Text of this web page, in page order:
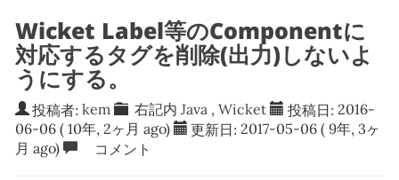
Wicket Label等のComponentに
対応するタグを削除(出力)しないよ
うにする。
投稿者: kem 右記内Java ,Wicket 投稿日: 2016-
06-06 ( 10年, 2ヶ月 ago) 更新日: 2017-05-06 ( 9年, 3ヶ
月 ago)
コメント